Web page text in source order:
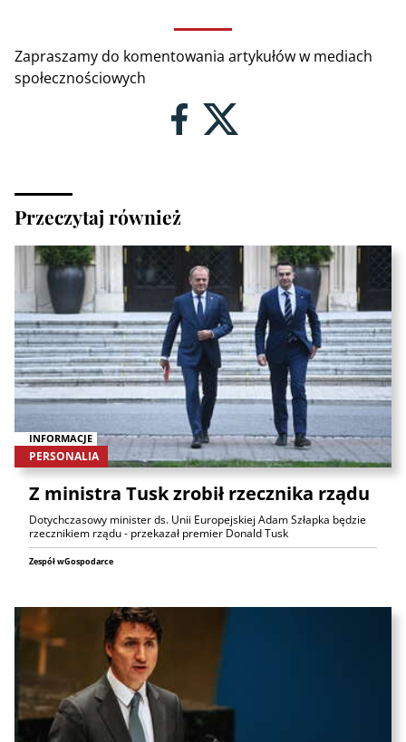
Zapraszamy do komentowania artykułów w mediach
społecznościowych
Przeczytaj również
INFORMACJE
PERSONALIA
Z ministra Tusk zrobił rzecznika rządu
Dotychczasowy minister ds. Unii Europejskiej Adam Szłapka będzie
rzecznikiem rządu - przekazał premier Donald Tusk
Zespół wGospodarce